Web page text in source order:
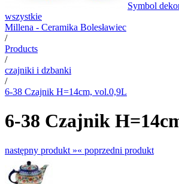
Symbol
wszystkie
Millena - Ceramika Bolesławiec
/
Products
/
czajniki i dzbanki
/
6-38 Czajnik H=14cm, vol.0,9L
6-38 Czajnik
następny produkt »« poprzedni produkt